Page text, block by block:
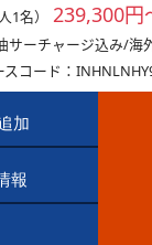
1名） 239,300円
サーチャージ込み/海
スコード：
加
報